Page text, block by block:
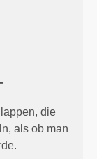
die
als ob man